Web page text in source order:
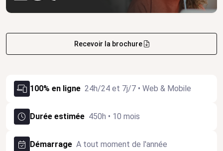
Recevoir la brochure
100% en ligne 24h/24 et 7j/7 • Web & Mobile
Durée estimée 450h • 10 mois
Démarrage A tout moment de l'année